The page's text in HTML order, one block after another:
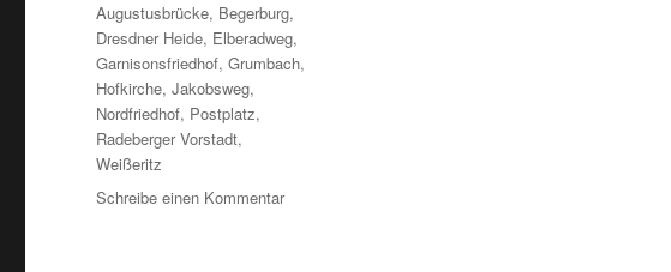
Augustusbrücke, Begerburg,
Dresdner Heide, Elberadweg,
Garnisonsfriedhof,Grumbach,
Hofkirche,Jakobsweg,
Nordfriedhof, Postplatz,
Radeberger Vorstadt,
Weißeritz
Schreibe einen Kommentarzu